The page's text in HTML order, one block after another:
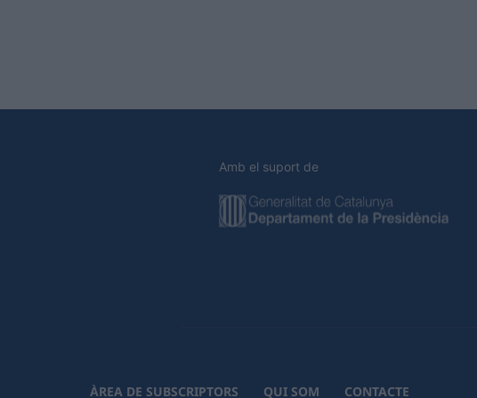
Amb el suport de
ÀREA DE SUBSCRIPTORS QUI SOM CONTACTE